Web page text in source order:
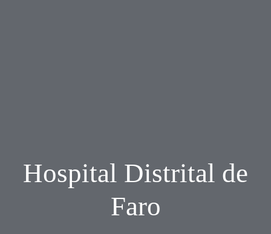
Hospital Distrital de
Faro